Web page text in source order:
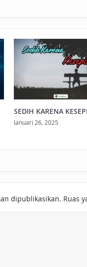
SEDIH KARENA
Januari 26, 2025
dipublikasikan. Ruas